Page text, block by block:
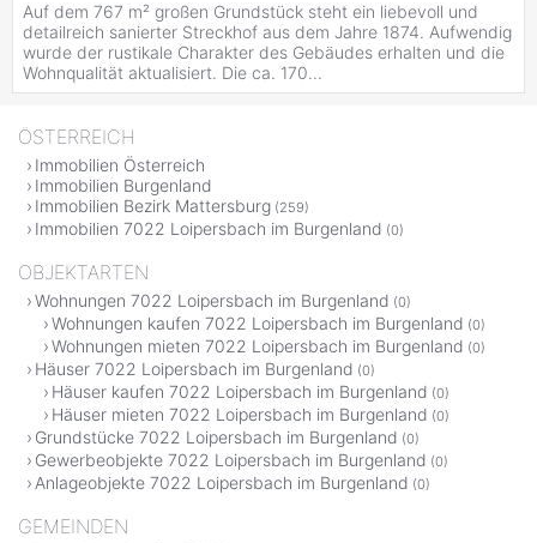
Auf dem 767 m² großen Grundstück steht ein liebevoll und
detailreich sanierter Streckhof aus dem Jahre 1874. Aufwendig
wurde der rustikale Charakter des Gebäudes erhalten und die
Wohnqualität aktualisiert. Die ca. 170...
ÖSTERREICH
Immobilien Österreich
Immobilien Burgenland
Immobilien Bezirk Mattersburg (259)
Immobilien 7022 Loipersbach im Burgenland (0)
OBJEKTARTEN
Wohnungen 7022 Loipersbach im Burgenland (0)
Wohnungen kaufen 7022 Loipersbach im Burgenland (0)
Wohnungen mieten 7022 Loipersbach im Burgenland (0)
Häuser 7022 Loipersbach im Burgenland (0)
Häuser kaufen 7022 Loipersbach im Burgenland (0)
Häuser mieten 7022 Loipersbach im Burgenland (0)
Grundstücke 7022 Loipersbach im Burgenland (0)
Gewerbeobjekte 7022 Loipersbach im Burgenland (0)
Anlageobjekte 7022 Loipersbach im Burgenland (0)
GEMEINDEN